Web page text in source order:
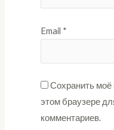
Email *
Сохранить моё
этом браузере
комментариев.